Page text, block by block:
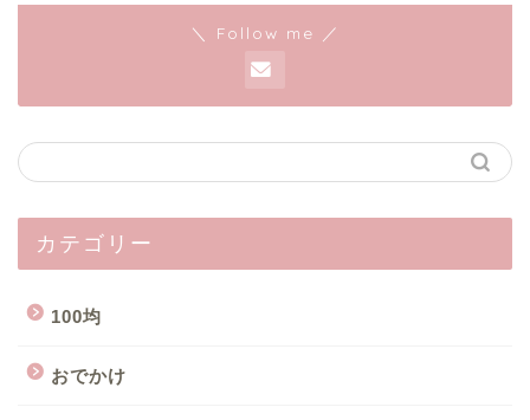
＼ Follow me ／
カテゴリー
100均
おでかけ